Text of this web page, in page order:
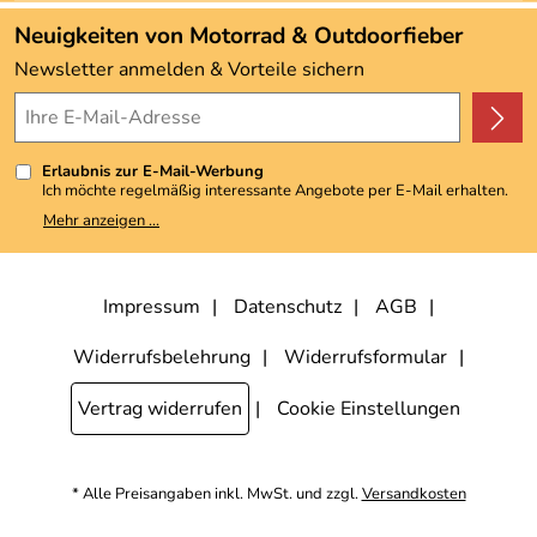
Angebote
Kundenbewertungen (3.493)
4,9/5*****
Neuigkeiten von Motorrad & Outdoorfieber
Newsletter anmelden & Vorteile sichern
Erlaubnis zur E-Mail-Werbung
Ich möchte regelmäßig interessante Angebote per E-Mail erhalten.
Meine E-Mail-Adresse wird nicht an andere Unternehmen
weitergegeben. Zu statistischen Zwecken wird in anonymer Form
kann ich jederzeit mit Wirkung für die Zukunft widerrufen, indem ich
den Link "Abmelden" am Ende des Newsletters anklicke. Die
Mehr anzeigen ...
Impressum Datenschutz
AGB
Widerrufsbelehrung
Widerrufsformular
Vertrag widerrufen
Cookie Einstellungen
* Alle Preisangaben inkl. MwSt. und zzgl.Versandkosten